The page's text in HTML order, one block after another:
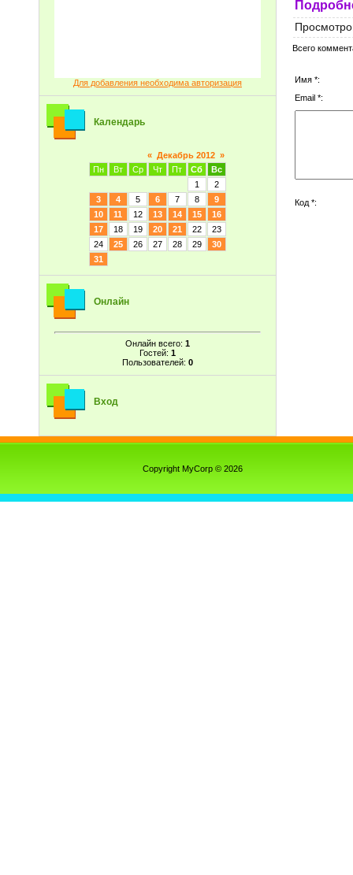
Для добавления необходима авторизация
Календарь
« Декабрь 2012 »
Пн
Вт Ср Чт Пт Сб
Вс
1
2
3
4 5 6 7 8
9
10
11 12 13 14 15
16
17
18 19 20 21 22
23
24
25 26 27 28 29
30
31
Онлайн
Онлайн всего: 1
Гостей: 1
Пользователей: 0
Вход
Всего
Имя *:
Email *:
Код *:
Copyright MyCorp © 2026